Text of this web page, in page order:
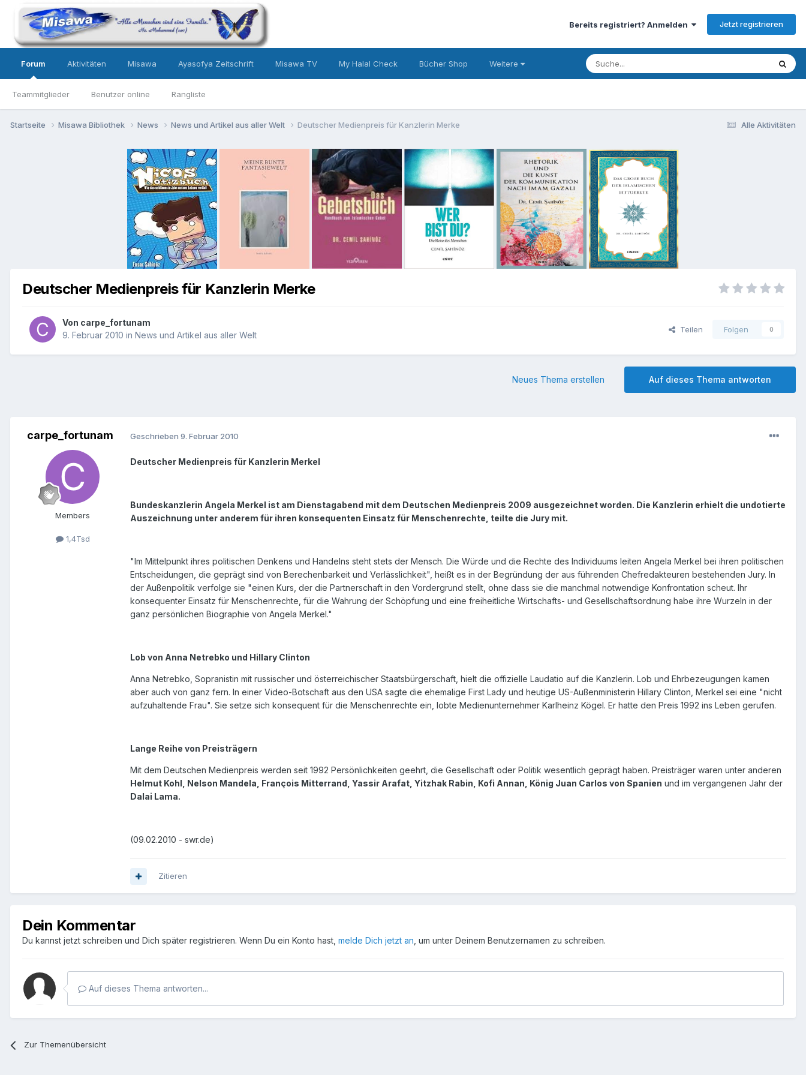
Bereits registriert? Anmelden Jetzt registrieren
Forum
Teammitglieder Benutzer online Rangliste
Aktivitäten Misawa Ayasofya Zeitschrift Misawa TV My Halal Check Bücher Shop Weitere
Alle Aktivitäten
Startseite Misawa Bibliothek News News und Artikel aus aller Welt Deutscher Medienpreis für Kanzlerin Merke
Deutscher Medienpreis für Kanzlerin Merke
Von carpe_fortunam
9. Februar 2010 in News und Artikel aus aller Welt
Teilen Folgen 0
Auf dieses Thema antworten
Neues Thema erstellen
carpe_fortunam
Members
1,4Tsd
Geschrieben 9. Februar 2010
Deutscher Medienpreis für Kanzlerin Merkel
Bundeskanzlerin Angela Merkel ist am Dienstagabend mit dem Deutschen Medienpreis 2009 ausgezeichnet worden. Die Kanzlerin erhielt die undotierte
Auszeichnung unter anderem für ihren konsequenten Einsatz für Menschenrechte, teilte die Jury mit.
"Im Mittelpunkt ihres politischen Denkens und Handelns steht stets der Mensch. Die Würde und die Rechte des Individuums leiten Angela Merkel bei ihren politischen
Entscheidungen, die geprägt sind von Berechenbarkeit und Verlässlichkeit", heißt es in der Begründung der aus führenden Chefredakteuren bestehenden Jury. In
der Außenpolitik verfolge sie "einen Kurs, der die Partnerschaft in den Vordergrund stellt, ohne dass sie die manchmal notwendige Konfrontation scheut. Ihr
konsequenter Einsatz für Menschenrechte, für die Wahrung der Schöpfung und eine freiheitliche Wirtschafts- und Gesellschaftsordnung habe ihre Wurzeln in der
ganz persönlichen Biographie von Angela Merkel."
Lob von Anna Netrebko und Hillary Clinton
Anna Netrebko, Sopranistin mit russischer und österreichischer Staatsbürgerschaft, hielt die offizielle Laudatio auf die Kanzlerin. Lob und Ehrbezeugungen kamen
aber auch von ganz fern. In einer Video-Botschaft aus den USA sagte die ehemalige First Lady und heutige US-Außenministerin Hillary Clinton, Merkel sei eine "nicht
aufzuhaltende Frau". Sie setze sich konsequent für die Menschenrechte ein, lobte Medienunternehmer Karlheinz Kögel. Er hatte den Preis 1992 ins Leben gerufen.
Lange Reihe von Preisträgern
Mit dem Deutschen Medienpreis werden seit 1992 Persönlichkeiten geehrt, die Gesellschaft oder Politik wesentlich geprägt haben. Preisträger waren unter anderen
Helmut Kohl, Nelson Mandela, François Mitterrand, Yassir Arafat, Yitzhak Rabin, Kofi Annan, König Juan Carlos von Spanien und im vergangenen Jahr der
Dalai Lama.
(09.02.2010 - swr.de)
Zitieren
Dein Kommentar
Du kannst jetzt schreiben und Dich später registrieren. Wenn Du ein Konto hast, melde Dich jetzt an , um unter Deinem Benutzernamen zu schreiben.
Auf dieses Thema antworten...
Zur Themenübersicht